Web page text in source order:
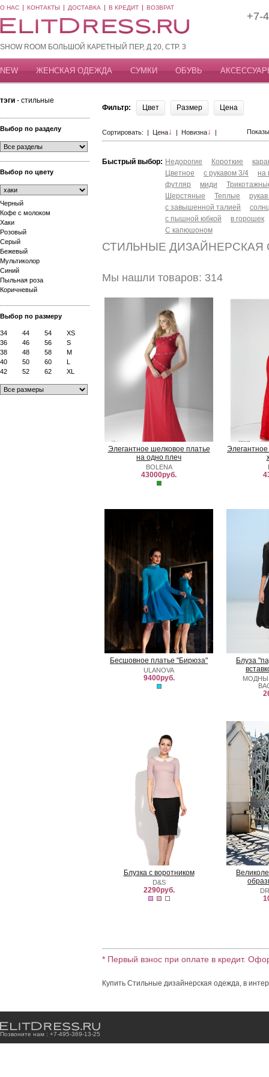
О НАС КОНТАКТЫ ДОСТАВКА В КРЕДИТ ВОЗВРАТ
SHOW ROOM БОЛЬШОЙ КАРЕТНЫЙ ПЕР, Д 20, СТР. 3
+7-
NEW ЖЕНСКАЯ ОДЕЖДА СУМКИ ОБУВЬ
тэги - стильные
Выбор по разделу
Выбор по цвету
Черный
Кофе с молоком
Хаки
Розовый
Серый
Бежевый
Мультиколор
Синий
Пыльная роза
Коричневый
Выбор по размеру
34 44 54
XS
36
46 56
S
38
48 58
M
40
50 60
L
42
52 62 XL
Фильтр: Цвет Размер Цена
Сортировать: | Цена↓ | Новизна↓ |
Быстрый выбор: Недорогие Короткие
Цветное
с рукавом 3/4
на
футляр
миди
Шерстяные
Теплые
с завышенной талией
с пышной юбкой
в горошек
С капюшоном
СТИЛЬНЫЕ
Мы нашли товаров: 314
Элегантное шелковое платье
на одно плеч
BOLENA
43000руб.
Бесшовное платье "Бирюза"
ULANOVA
9400руб.
Блуза
Блузка с воротником
D&S
2290руб.
* Первый взнос при оплате в кредит.
Купить Стильные дизайнерская одежда, в
Позвоните нам : +7-495-369-13-25